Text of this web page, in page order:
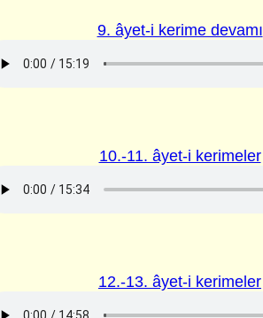
9. âyet-i kerime devamı
10.-11. âyet-i kerimeler
12.-13. âyet-i kerimeler